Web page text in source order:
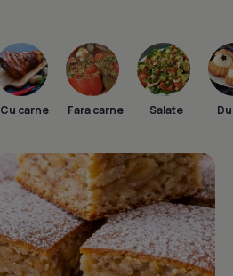
Cu carne Fara carne Salate